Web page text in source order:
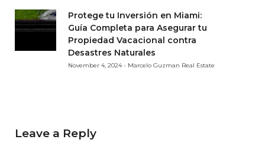
Protege tu Inversión en Miami:
Guía Completa para Asegurar tu
Propiedad Vacacional contra
Desastres Naturales
November 4, 2024 - Marcelo Guzman Real Estate
Leave a Reply